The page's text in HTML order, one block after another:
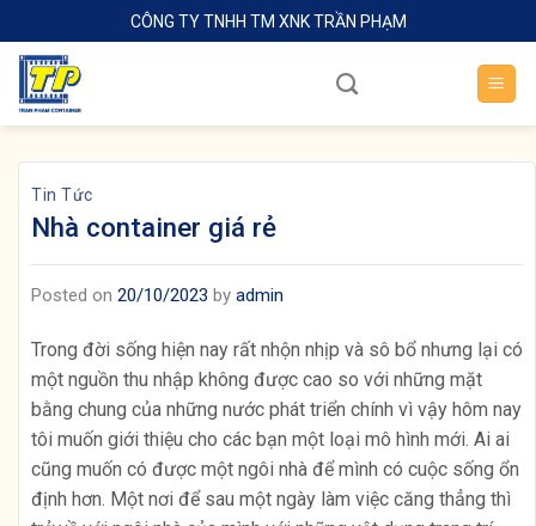
to
content
CÔNG TY TNHH TM XNK TRẦN PHẠM
Tin Tức
Nhà container giá rẻ
Posted on 20/10/2023 by admin
Trong đời sống hiện nay rất nhộn nhịp và sô bổ nhưng lại có
một nguồn thu nhập không được cao so với những mặt
bằng chung của những nước phát triển chính vì vậy hôm nay
tôi muốn giới thiệu cho các bạn một loại mô hình mới. Ai ai
cũng muốn có được một ngôi nhà để mình có cuộc sống ổn
định hơn. Một nơi để sau một ngày làm việc căng thẳng thì